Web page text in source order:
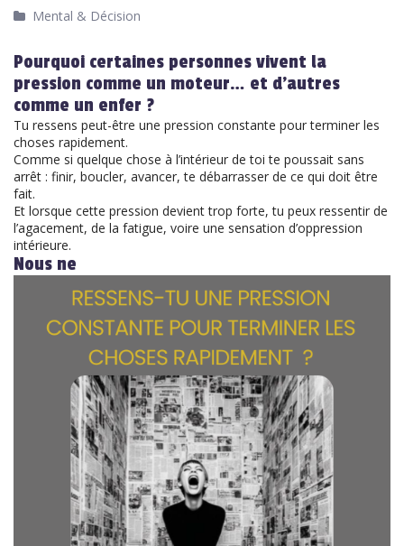
Mental & Décision
Pourquoi certaines personnes vivent la
pression comme un moteur… et d’autres
comme un enfer ?
Tu ressens peut-être une pression constante pour terminer les
choses rapidement.
Comme si quelque chose à l’intérieur de toi te poussait sans
arrêt : finir, boucler, avancer, te débarrasser de ce qui doit être
fait.
Et lorsque cette pression devient trop forte, tu peux ressentir de
l’agacement, de la fatigue, voire une sensation d’oppression
intérieure.
Nous ne